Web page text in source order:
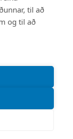
til að
og til að